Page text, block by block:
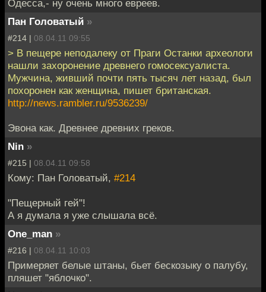
Одесса,- ну очень много евреев.
Пан Головатый »
#214 | 08.04.11 09:55
> В пещере неподалеку от Праги Останки археологи
нашли захоронение древнего гомосексуалиста.
Мужчина, живший почти пять тысяч лет назад, был
похоронен как женщина, пишет британская.
http://news.rambler.ru/9536239/
Эвона как. Древнее древних греков.
Nin »
#215 | 08.04.11 09:58
Кому: Пан Головатый, #214
"Пещерный гей"!
А я думала я уже слышала всё.
One_man »
#216 | 08.04.11 10:03
Примеряет белые штаны, бьет бескозыку о палубу,
пляшет "яблочко".